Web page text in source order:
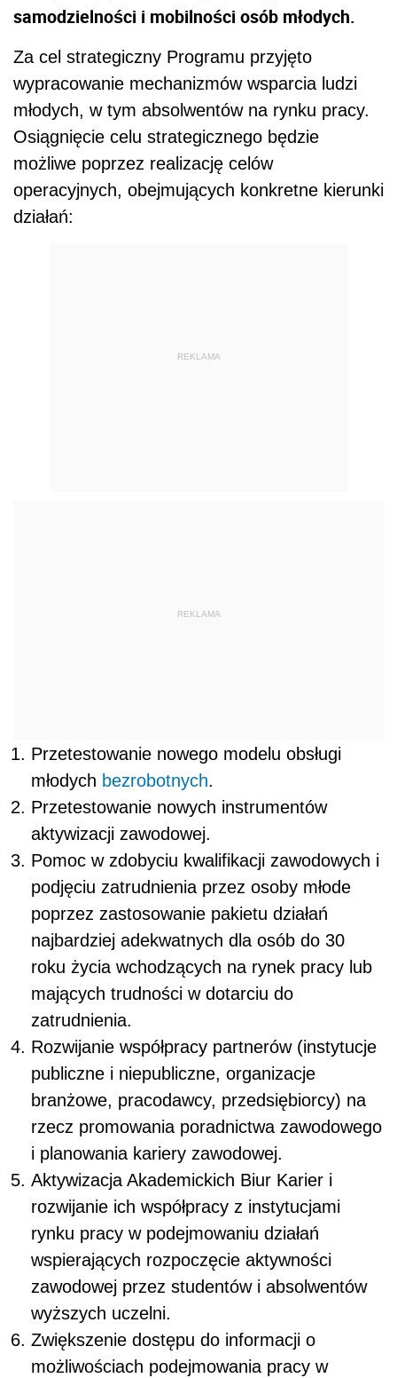
samodzielności i mobilności osób młodych.
Za cel strategiczny Programu przyjęto
wypracowanie mechanizmów wsparcia ludzi
młodych, w tym absolwentów na rynku pracy.
Osiągnięcie celu strategicznego będzie
możliwe poprzez realizację celów
operacyjnych, obejmujących konkretne kierunki
działań:
REKLAMA
REKLAMA
Przetestowanie nowego modelu obsługi
młodych bezrobotnych.
Przetestowanie nowych instrumentów
aktywizacji zawodowej.
Pomoc w zdobyciu kwalifikacji zawodowych i
podjęciu zatrudnienia przez osoby młode
poprzez zastosowanie pakietu działań
najbardziej adekwatnych dla osób do 30
roku życia wchodzących na rynek pracy lub
mających trudności w dotarciu do
zatrudnienia.
Rozwijanie współpracy partnerów (instytucje
publiczne i niepubliczne, organizacje
branżowe, pracodawcy, przedsiębiorcy) na
rzecz promowania poradnictwa zawodowego
i planowania kariery zawodowej.
Aktywizacja Akademickich Biur Karier i
rozwijanie ich współpracy z instytucjami
rynku pracy w podejmowaniu działań
wspierających rozpoczęcie aktywności
zawodowej przez studentów i absolwentów
wyższych uczelni.
Zwiększenie dostępu do informacji o
możliwościach podejmowania pracy w